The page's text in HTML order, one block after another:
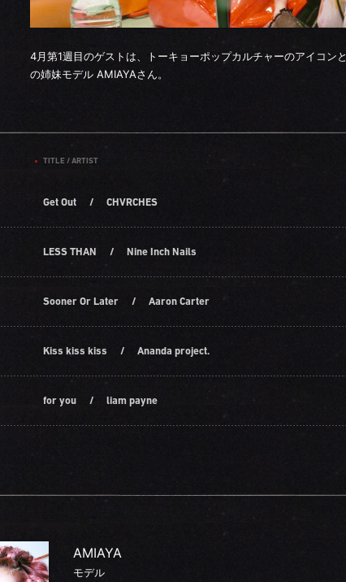
4月第1週目のゲストは、トーキョーポップカルチャーのアイコン
の姉妹モデル AMIAYAさん。
TITLE / ARTIST
Get Out / CHVRCHES
LESS THAN / Nine Inch Nails
Sooner Or Later / Aaron Carter
Kiss kiss kiss / Ananda project.
for you / liam payne
AMIAYA
モデル